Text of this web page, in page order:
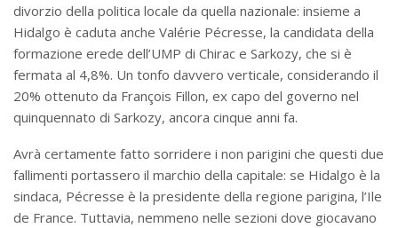
divorzio della politica locale da quella nazionale: insieme a
Hidalgo è caduta anche Valérie Pécresse, la candidata della
formazione erede dell’UMP di Chirac e Sarkozy, che si è
fermata al 4,8%. Un tonfo davvero verticale, considerando il
20% ottenuto da François Fillon, ex capo del governo nel
quinquennato di Sarkozy, ancora cinque anni fa.
Avrà certamente fatto sorridere i non parigini che questi due
fallimenti portassero il marchio della capitale: se Hidalgo è la
sindaca, Pécresse è la presidente della regione parigina, l’Ile
de France. Tuttavia, nemmeno nelle sezioni dove giocavano